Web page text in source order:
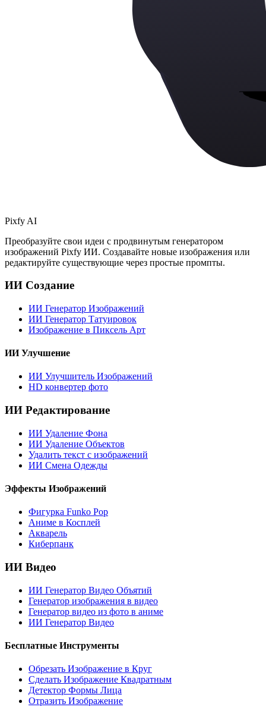
Pixfy AI
Преобразуйте свои идеи с продвинутым генератором
изображений Pixfy ИИ. Создавайте новые изображения или
редактируйте существующие через простые промпты.
ИИ Создание
ИИ Генератор Изображений
ИИ Генератор Татуировок
Изображение в Пиксель Арт
ИИ Улучшение
ИИ Улучшитель Изображений
HD конвертер фото
ИИ Редактирование
ИИ Удаление Фона
ИИ Удаление Объектов
Удалить текст с изображений
ИИ Смена Одежды
Эффекты Изображений
Фигурка Funko Pop
Аниме в Косплей
Акварель
Киберпанк
ИИ Видео
ИИ Генератор Видео Объятий
Генератор изображения в видео
Генератор видео из фото в аниме
ИИ Генератор Видео
Бесплатные Инструменты
Обрезать Изображение в Круг
Сделать Изображение Квадратным
Детектор Формы Лица
Отразить Изображение